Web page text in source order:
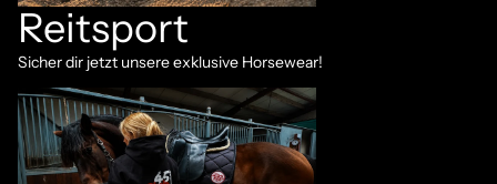
Reitsport
Sicher dir jetzt unsere exklusive Horsewear!
Reitsport